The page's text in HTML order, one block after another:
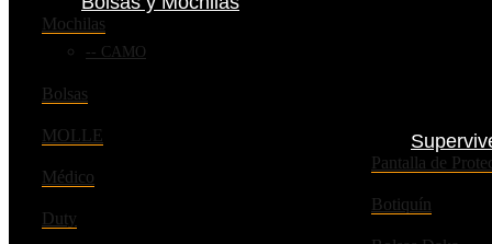
Mochilas
CAMO
Bolsas
MOLLE
Médico
Duty
Pantalla de
Botiquín